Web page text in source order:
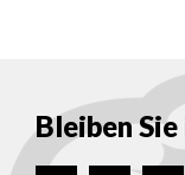
Bleiben